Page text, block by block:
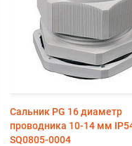
Сальник PG 16 диаметр
проводника 10-14 мм
SQ0805-0004